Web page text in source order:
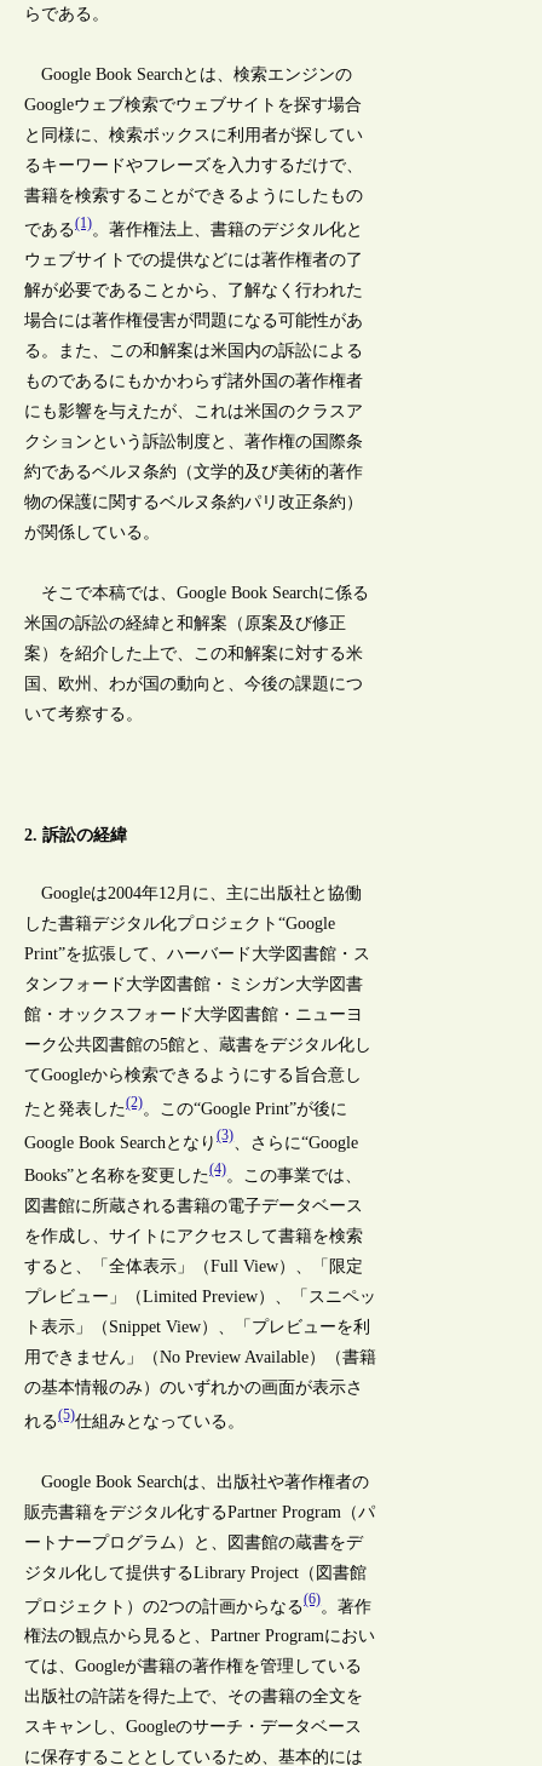
らである。
Google Book Searchとは、検索エンジンの
Googleウェブ検索でウェブサイトを探す場合
と同様に、検索ボックスに利用者が探してい
るキーワードやフレーズを入力するだけで、
書籍を検索することができるようにしたもの
である(1)。著作権法上、書籍のデジタル化と
ウェブサイトでの提供などには著作権者の了
解が必要であることから、了解なく行われた
場合には著作権侵害が問題になる可能性があ
る。また、この和解案は米国内の訴訟による
ものであるにもかかわらず諸外国の著作権者
にも影響を与えたが、これは米国のクラスア
クションという訴訟制度と、著作権の国際条
約であるベルヌ条約（文学的及び美術的著作
物の保護に関するベルヌ条約パリ改正条約）
が関係している。
そこで本稿では、Google Book Searchに係る
米国の訴訟の経緯と和解案（原案及び修正
案）を紹介した上で、この和解案に対する米
国、欧州、わが国の動向と、今後の課題につ
いて考察する。
2. 訴訟の経緯
Googleは2004年12月に、主に出版社と協働
した書籍デジタル化プロジェクト“Google
Print”を拡張して、ハーバード大学図書館・ス
タンフォード大学図書館・ミシガン大学図書
館・オックスフォード大学図書館・ニューヨ
ーク公共図書館の5館と、蔵書をデジタル化し
てGoogleから検索できるようにする旨合意し
たと発表した(2)。この“Google Print”が後に
Google Book Searchとなり(3)、さらに“Google
Books”と名称を変更した(4)。この事業では、
図書館に所蔵される書籍の電子データベース
を作成し、サイトにアクセスして書籍を検索
すると、「全体表示」（Full View）、「限定
プレビュー」（Limited Preview）、「スニペッ
ト表示」（Snippet View）、「プレビューを利
用できません」（No Preview Available）（書籍
の基本情報のみ）のいずれかの画面が表示さ
れる(5)仕組みとなっている。
Google Book Searchは、出版社や著作権者の
販売書籍をデジタル化するPartner Program（パ
ートナープログラム）と、図書館の蔵書をデ
ジタル化して提供するLibrary Project（図書館
プロジェクト）の2つの計画からなる(6)。著作
権法の観点から見ると、Partner Programにおい
ては、Googleが書籍の著作権を管理している
出版社の許諾を得た上で、その書籍の全文を
スキャンし、Googleのサーチ・データベース
に保存することとしているため、基本的には